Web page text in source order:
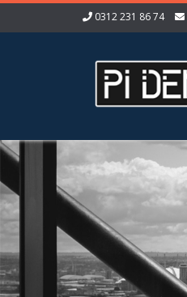
0312 231 86 74